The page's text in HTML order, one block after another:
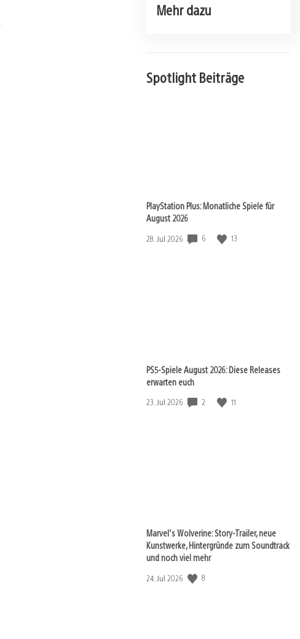
Mehr dazu
Spotlight Beiträge
PlayStation Plus: Monatliche Spiele für
August 2026
Veröffentlichungsdatum:
28. Jul 2026 6 13
PS5-Spiele August 2026: Diese Releases
erwarten euch
Veröffentlichungsdatum:
23. Jul 2026 2 11
Marvel‘s Wolverine: Story-Trailer, neue
Kunstwerke, Hintergründe zum Soundtrack
und noch viel mehr
Veröffentlichungsdatum:
24. Jul 2026 8